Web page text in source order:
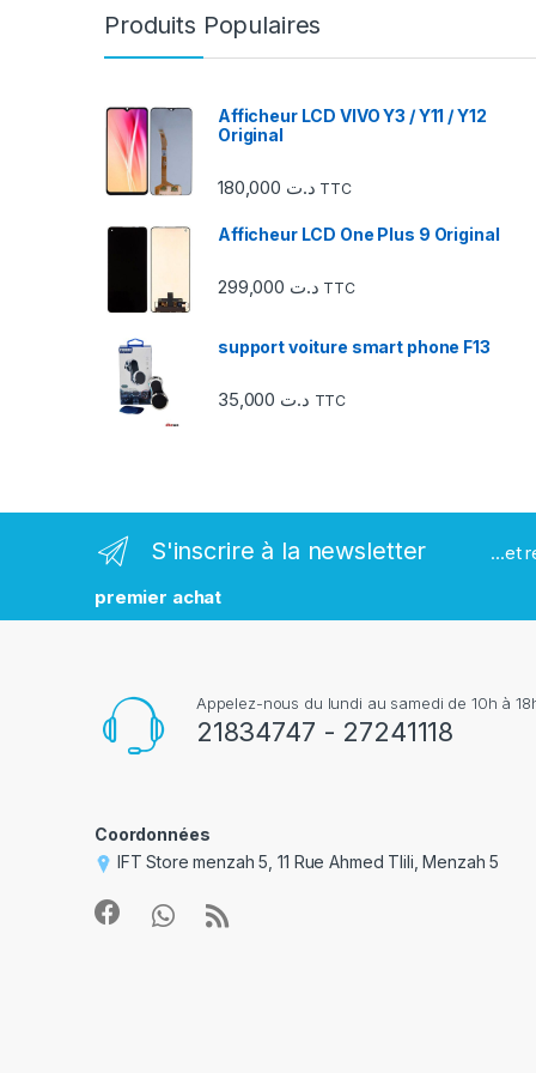
u
Produits Populaires
Afficheur LCD VIVO Y3 / Y11 / Y12
Original
د.ت TTC
Afficheur LCD One Plus 9 Original
د.ت TTC
support voiture smart phone F13
د.ت TTC
S'inscrire à la newsletter ...et
premier achat
Appelez-nous du lundi au samedi de 10h à
21834747 - 27241118
Coordonnées
IFT Store menzah 5, 11 Rue Ahmed Tlili, Menzah 5